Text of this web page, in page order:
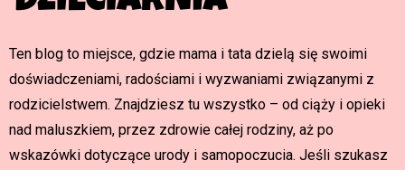
Ten blog to miejsce, gdzie mama i tata dzielą się swoimi
doświadczeniami, radościami i wyzwaniami związanymi z
rodzicielstwem. Znajdziesz tu wszystko – od ciąży i opieki
nad maluszkiem, przez zdrowie całej rodziny, aż po
wskazówki dotyczące urody i samopoczucia. Jeśli szukasz